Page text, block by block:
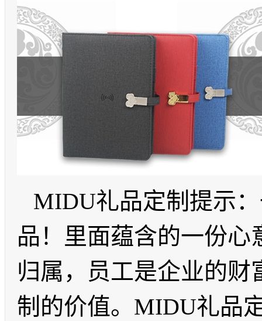
MIDU礼品定制提示
品！里面蕴含的一份
归属，员工是企业的
制的价值。 MIDU礼品